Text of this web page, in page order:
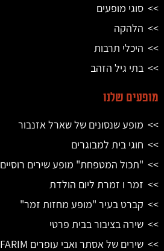
סוגי מופעים
הלהקה
היכלי תרבות
בתי גיל הזהב
מופעים שלנו
מופע שנסונים של שארל אזנבור
חוגי בית למבוגרים
"תכול המטפחת" מופע שירים רוסיים
זמר ו זמרת ליום הולדת
קברט בעיר "מופע מחזות זמר"
שירה בציבור בבית פרטי
שירים של אסתר ואבי עופרים OFARIM